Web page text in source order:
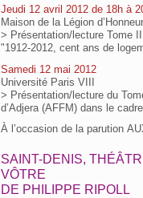
Jeudi 12 avril 2012 de 18h à
Maison de la Légion d’Honneur
> Présentation/lecture Tome
"1912-2012, cent ans de
Samedi 12 mai 2012
Université Paris VIII
> Présentation/lecture du
d’Adjera (AFFM) dans le
À l’occasion de la parution
SAINT-DENIS,
VÔTRE
DE PHILIPPE RIPOLL